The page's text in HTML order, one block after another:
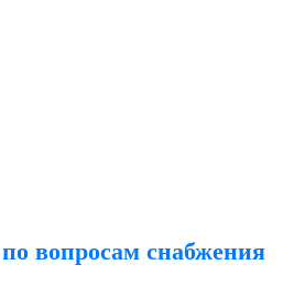
вопросам снабжения